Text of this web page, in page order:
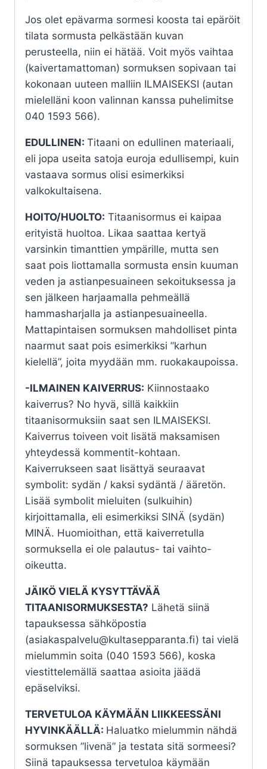
Jos olet epävarma sormesi koosta tai epäröit
tilata sormusta pelkästään kuvan
perusteella, niin ei hätää. Voit myös vaihtaa
(kaivertamattoman) sormuksen sopivaan tai
kokonaan uuteen malliin ILMAISEKSI (autan
mielelläni koon valinnan kanssa puhelimitse
040 1593 566).
EDULLINEN: Titaani on edullinen materiaali,
eli jopa useita satoja euroja edullisempi, kuin
vastaava sormus olisi esimerkiksi
valkokultaisena.
HOITO/HUOLTO: Titaanisormus ei kaipaa
erityistä huoltoa. Likaa saattaa kertyä
varsinkin timanttien ympärille, mutta sen
saat pois liottamalla sormusta ensin kuuman
veden ja astianpesuaineen sekoituksessa ja
sen jälkeen harjaamalla pehmeällä
hammasharjalla ja astianpesuaineella.
Mattapintaisen sormuksen mahdolliset pinta
naarmut saat pois esimerkiksi ”karhun
kielellä”, joita myydään mm. ruokakaupoissa.
-ILMAINEN KAIVERRUS: Kiinnostaako
kaiverrus? No hyvä, sillä kaikkiin
titaanisormuksiin saat sen ILMAISEKSI.
Kaiverrus toiveen voit lisätä maksamisen
yhteydessä kommentit-kohtaan.
Kaiverrukseen saat lisättyä seuraavat
symbolit: sydän / kaksi sydäntä / ääretön.
Lisää symbolit mieluiten (sulkuihin)
kirjoittamalla, eli esimerkiksi SINÄ (sydän)
MINÄ. Huomioithan, että kaiverretulla
sormuksella ei ole palautus- tai vaihto-
oikeutta.
JÄIKÖ VIELÄ KYSYTTÄVÄÄ
TITAANISORMUKSESTA? Lähetä siinä
tapauksessa sähköpostia
(asiakaspalvelu@kultasepparanta.fi) tai vielä
mielummin soita (040 1593 566), koska
viestittelemällä saattaa asioita jäädä
epäselviksi.
TERVETULOA KÄYMÄÄN LIIKKEESSÄNI
HYVINKÄÄLLÄ: Haluatko mielummin nähdä
sormuksen ”livenä” ja testata sitä sormeesi?
Siinä tapauksessa tervetuloa käymään